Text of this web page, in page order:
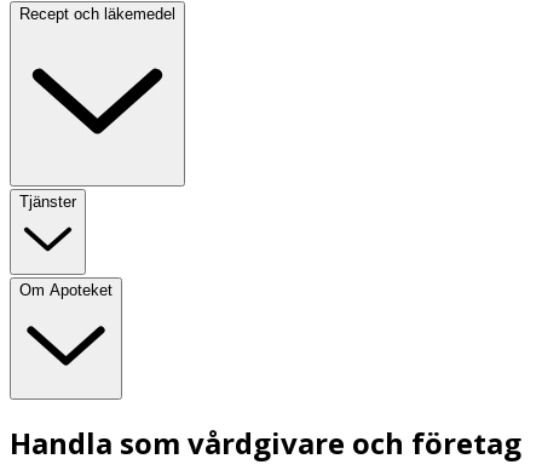
Recept och läkemedel
Tjänster
Om Apoteket
Handla som vårdgivare och företag